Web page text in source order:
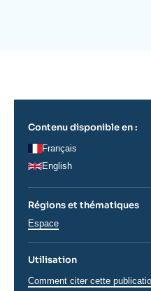
Contenu disponible en :
Français
English
Régions et thématiques
Thématiques
Espace
Utilisation
Comment citer cette